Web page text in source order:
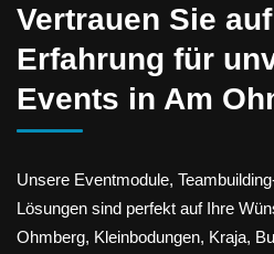
Vertrauen Sie
Erfahrung für
Events in Am
Unsere Eventmodule,
Lösungen sind perfekt auf Ihre
Ohmberg, Kleinbodungen, Kraja,